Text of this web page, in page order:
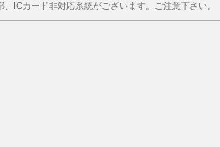
ICカード非対応系統がございます。ご注意下さい。